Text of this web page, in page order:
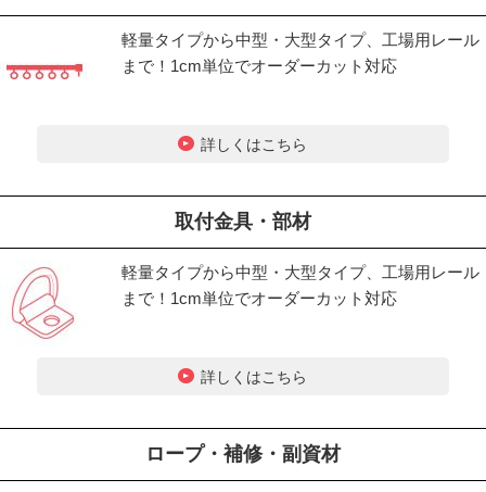
軽量タイプから中型・大型タイプ、工場用レール
まで！1cm単位でオーダーカット対応
詳しくはこちら
取付金具・部材
軽量タイプから中型・大型タイプ、工場用レール
まで！1cm単位でオーダーカット対応
詳しくはこちら
ロープ・補修・副資材